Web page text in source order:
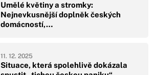
Umělé květiny a stromky:
Nejnevkusnější doplněk českých
domácností,…
Situace, která spolehlivě dokázala
11. 12. 2025